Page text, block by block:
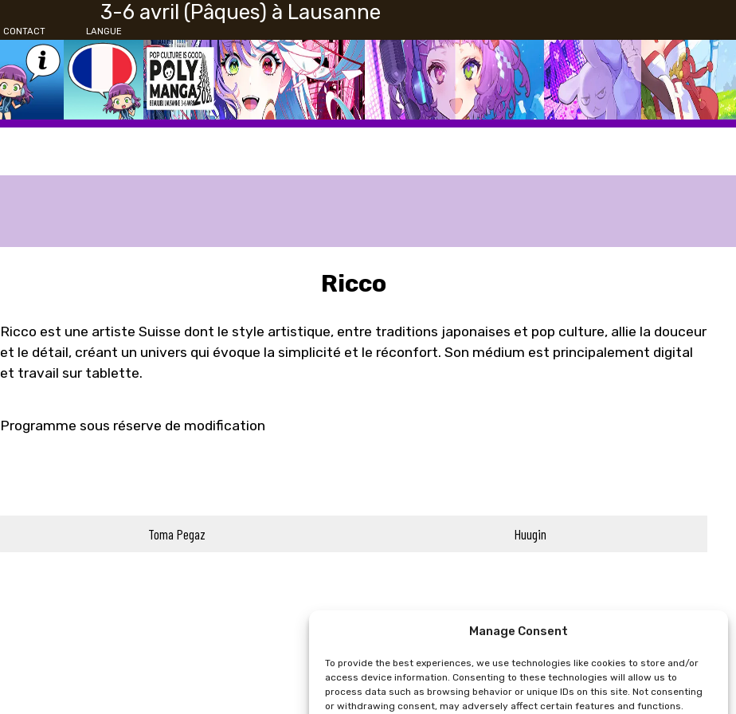
Manage Consent
To provide the best experiences, we use technologies like cookies to store and/or
access device information. Consenting to these technologies will allow us to
process data such as browsing behavior or unique IDs on this site. Not consenting
or withdrawing consent, may adversely affect certain features and functions.
3-6 avril (Pâques) à Lausanne
LANGUE
CONTACT
Ricco
Ricco est une artiste Suisse dont le style artistique, entre traditions japonaises et pop culture, allie la douceur
et le détail, créant un univers qui évoque la simplicité et le réconfort. Son médium est principalement digital
et travail sur tablette.
Programme sous réserve de modification
Toma Pegaz Huugin